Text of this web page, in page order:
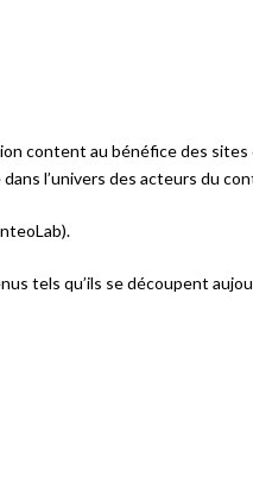
content au bénéfice des
l’univers des acteurs du
tels qu’ils se découpent